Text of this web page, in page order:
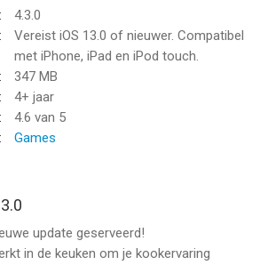
-
serve customers before they dash
effectively, preparing a variety of dishes,
As you progress, unlock kitchen
demanding customers in this
fast-paced cooking simulator.
to collect lives, earn coins, and top the
4.3.0
Vereist iOS 13.0 of nieuwer. Compatibel
met iPhone, iPad en iPod touch.
347 MB
4+ jaar
4.6 van 5
Games
update geserveerd!
in de keuken om je kookervaring